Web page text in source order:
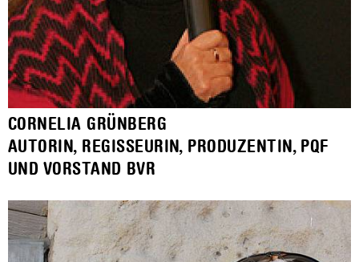
CORNELIA GRÜNBERG
AUTORIN, REGISSEURIN, PRODUZENTIN, PQF
UND VORSTAND BVR